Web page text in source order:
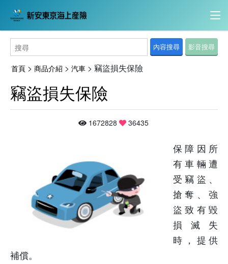
內容搜尋 影音搜尋
首頁 > 商品介紹 > 汽車 > 竊盜損失保險
竊盜損失保險
1672828 36435
保障因所
有車輛遭
受竊盜、
搶奪、強
盜致有毀
損滅失
時，提供
補償。